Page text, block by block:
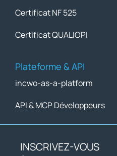
Certificat NF 525
Certificat QUALIOPI
Plateforme & API
incwo-as-a-platform
API & MCP Développeurs
INSCRIVEZ-VOUS